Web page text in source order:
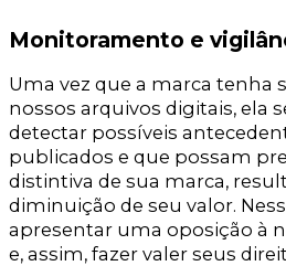
Monitoramento e
Uma vez que a marca tenha
nossos arquivos digitais, ela
detectar possíveis
publicados e que possam
distintiva de sua marca,
diminuição de seu valor.
apresentar uma oposição à
e, assim, fazer valer seus